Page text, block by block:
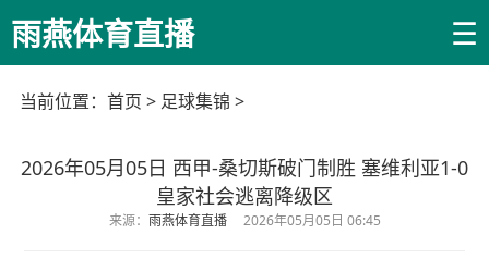
雨燕体育直播 ☰
当前位置： 首页 > 足球集锦 >
2026年05月05日 西甲-桑切斯破门制胜 塞维利亚1-0
皇家社会逃离降级区
来源： 雨燕体育直播 2026年05月05日 06:45